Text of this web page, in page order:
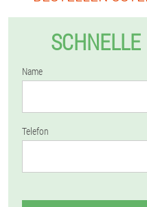
Name
Telefon